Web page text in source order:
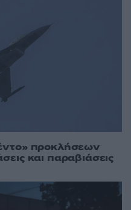
προκλήσεων
και παραβιάσεις